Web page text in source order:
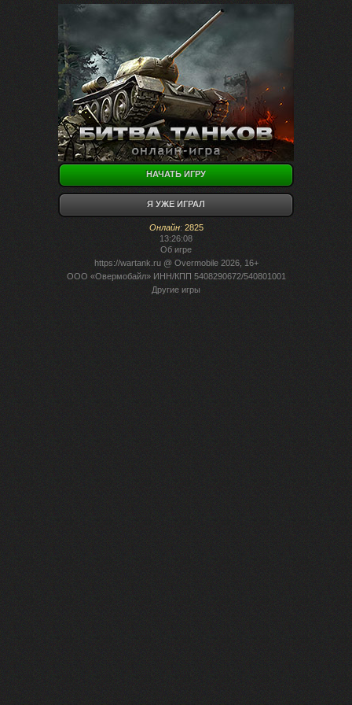
НАЧАТЬ ИГРУ
Я УЖЕ ИГРАЛ
Онлайн: 2825
13:26:08
Об игре
https://wartank.ru@ Overmobile 2026, 16+
ООО «Овермобайл» ИНН/КПП 5408290672/540801001
Другие игры